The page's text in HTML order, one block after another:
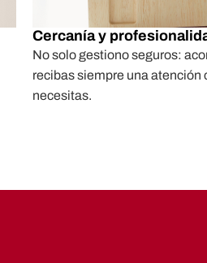
Cercanía y
No solo gestiono seguros:
recibas siempre una atención
necesitas.